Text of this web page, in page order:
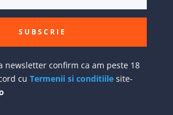
SUBSCRIE
newsletter confirm ca am peste 18
cu Termenii si conditiilesite-